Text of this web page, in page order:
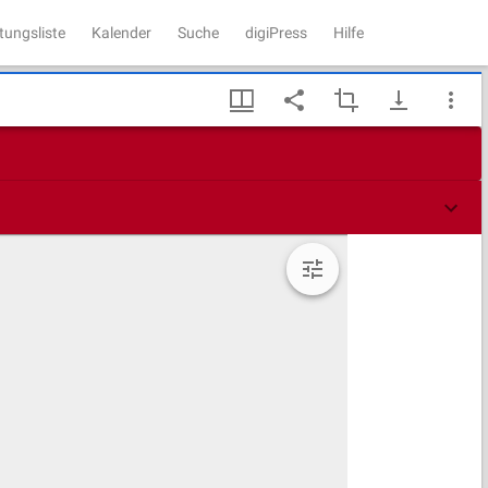
Kalender Suche digiPress Hilfe